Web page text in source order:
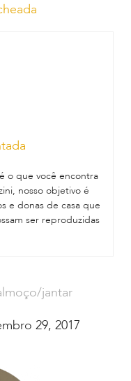
o que você encontra
nosso objetivo é
e donas de casa que
ser reproduzidas
jantar
29, 2017